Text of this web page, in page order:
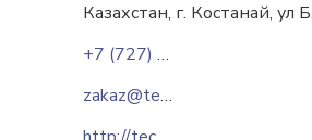
Казахстан, г. Костанай,
+7 (727) 310-20-62
zakaz@technoprom.kz